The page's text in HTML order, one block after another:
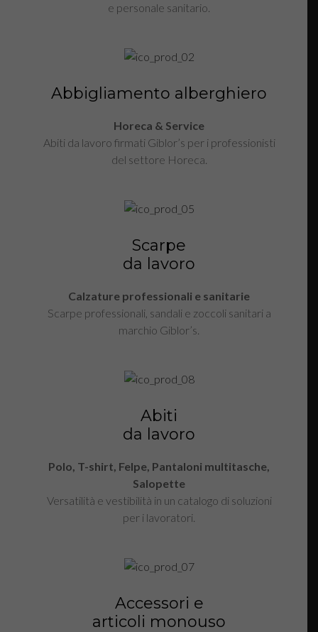
e personale sanitario.
Abbigliamento alberghiero
Horeca & Service
Abiti da lavoro firmati Giblor’s per i professionisti
del settore Horeca.
Scarpe
da lavoro
Calzature professionali e sanitarie
Scarpe professionali, sandali e zoccoli sanitari a
marchio Giblor’s.
Abiti
da lavoro
Polo, T-shirt, Felpe, Pantaloni multitasche,
Salopette
Versatilità e vestibilità in un catalogo di soluzioni
per i lavoratori.
Accessori e
articoli monouso